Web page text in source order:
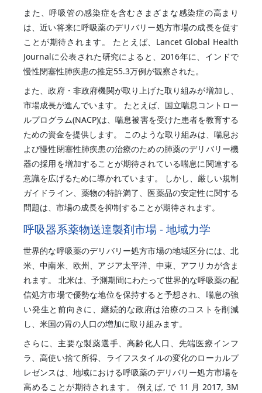
また、呼吸管の感染症を含むさまざまな感染症の高まり
は、近い将来に呼吸薬のデリバリー処方市場の成長を促す
ことが期待されます。 たとえば、Lancet Global Health
Journalに公表された研究によると、2016年に、インドで
慢性閉塞性肺疾患の推定55.3万例が観察された。
また、政府・非政府機関が取り上げた取り組みが増加し、
市場成長が進んでいます。 たとえば、国立喘息コントロー
ルプログラム(NACP)は、喘息被害を受けた患者を教育する
ための資金を提供します。 このような取り組みは、喘息お
よび慢性閉塞性肺疾患の治療のための肺薬のデリバリー機
器の採用を増加することが期待されている喘息に関連する
意識を広げるために導かれています。 しかし、厳しい規制
ガイドライン、薬物の特許満了、医薬品の安定性に関する
問題は、市場の成長を抑制することが期待されます。
呼吸器系薬物送達製剤市場 - 地域力学
世界的な呼吸薬のデリバリー処方市場の地域区分には、北
米、中南米、欧州、アジア太平洋、中東、アフリカが含ま
れます。 北米は、予測期間にわたって世界的な呼吸薬の配
信処方市場で優勢な地位を保持すると予想され、喘息の強
い発生と前向きに、継続的な政府は治療のコストを削減
し、米国の胃の人口の増加に取り組みます。
さらに、主要な製薬選手、高齢化人口、先端医療インフ
ラ、高使い捨て所得、ライフスタイルの変化のローカルプ
レゼンスは、地域における呼吸薬のデリバリー処方市場を
高めることが期待されます。 例えば, で 11 月 2017, 3M